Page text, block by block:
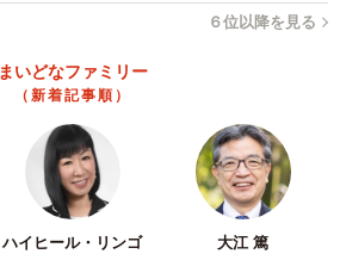
６位以降を見る
まいどなファミリー
（新着記事順）
ハイヒール・リンゴ 大江 篤